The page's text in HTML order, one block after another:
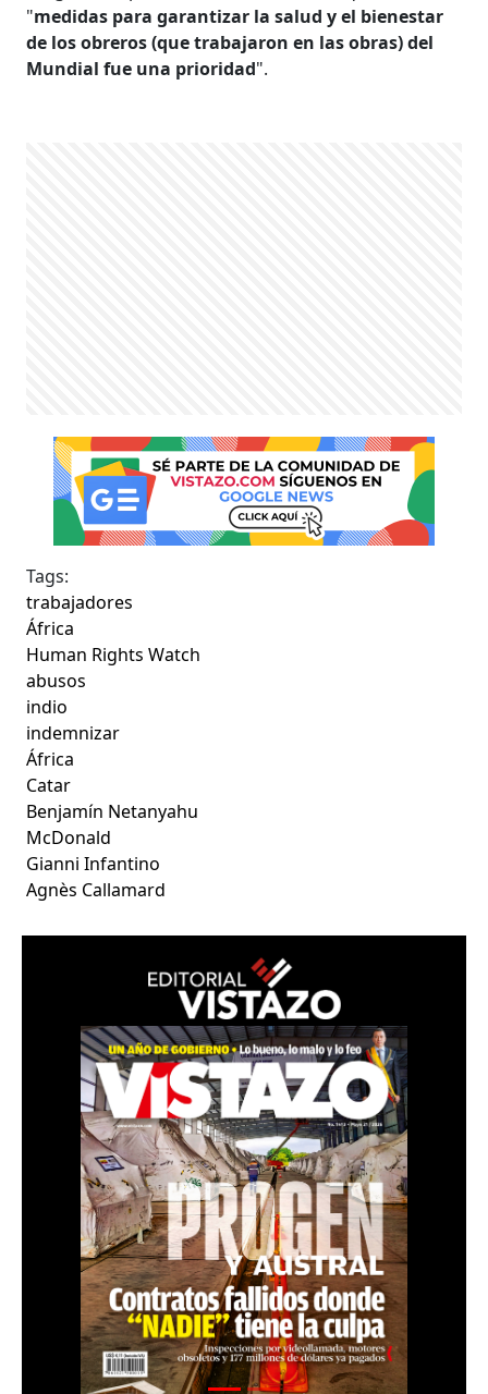
"medidas para garantizar la salud y el bienestar
de los obreros (que trabajaron en las obras) del
Mundial fue una prioridad".
Tags:
trabajadores
África
Human Rights Watch
abusos
indio
indemnizar
África
Catar
Benjamín Netanyahu
McDonald
Gianni Infantino
Agnès Callamard